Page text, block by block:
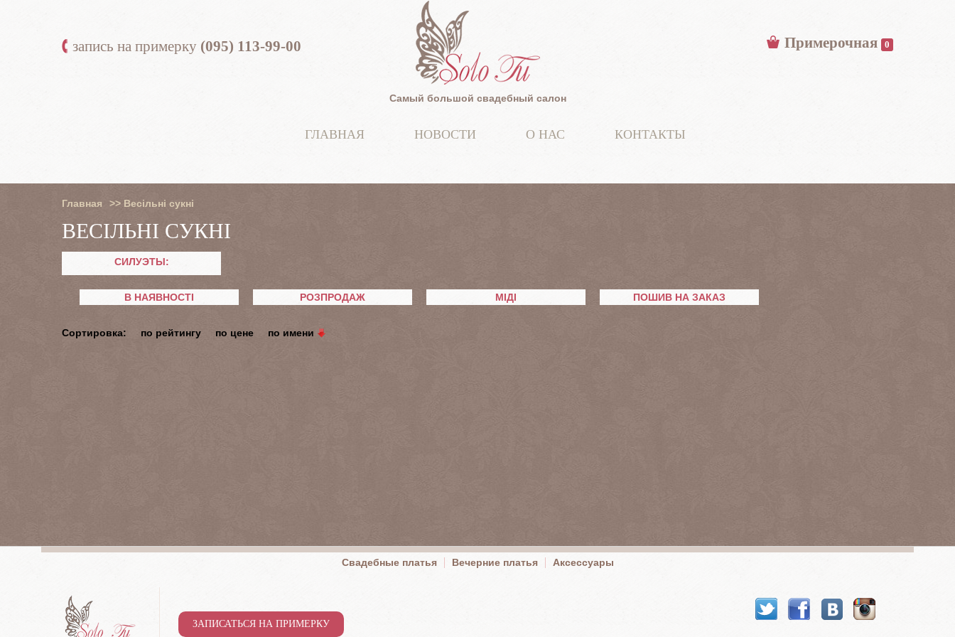
запись на примерку (095) 113-99-00 Примерочная 0
ГЛАВНАЯ НОВОСТИ О НАС КОНТАКТЫ
Самый большой свадебный салон
Главная >> Весільні сукні
ВЕСІЛЬНІ СУКНІ
СИЛУЭТЫ:
В НАЯВНОСТІ РОЗПРОДАЖ МІДІ ПОШИВ НА ЗАКАЗ
Сортировка: по рейтингу по цене по имени
Свадебные платья Вечерние платья Аксессуары
ЗАПИСАТЬСЯ НА ПРИМЕРКУ